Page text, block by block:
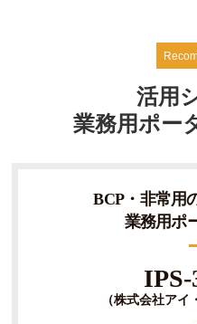
活用
業務用ポー
BCP・非常用
業務用ポ
IPS-
（株式会社アイ